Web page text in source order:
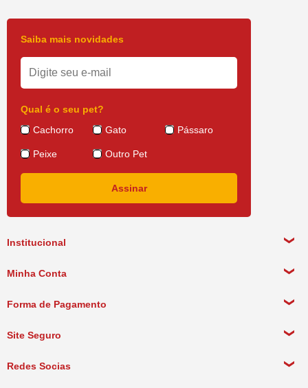
Institucional
Política de Pagamento
Política de Entrega
Minha Conta
Forma de Pagamento
Site Seguro
Redes Socias
Saiba mais novidades
Qual é o seu pet?
Cachorro
Gato Pássaro
Peixe Outro Pet